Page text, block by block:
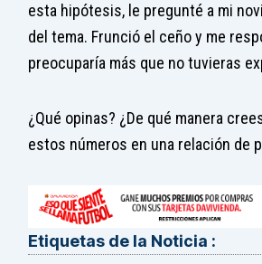
esta hipótesis, le pregunté a mi
del tema. Frunció el ceño y me
preocuparía más que no tuvieras
¿Qué opinas? ¿De qué manera
estos números en una relación de
Etiquetas de la Noticia :